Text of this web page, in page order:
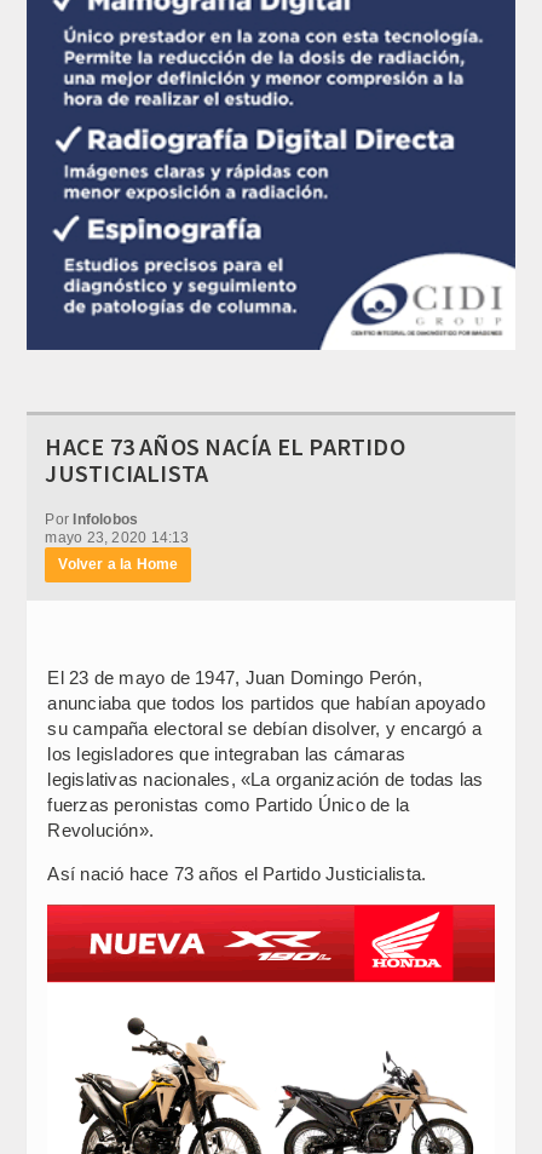
HACE 73 AÑOS NACÍA EL PARTIDO
JUSTICIALISTA
PorInfolobos
mayo 23, 2020 14:13
Volver a la Home
El 23 de mayo de 1947, Juan Domingo Perón,
anunciaba que todos los partidos que habían apoyado
su campaña electoral se debían disolver, y encargó a
los legisladores que integraban las cámaras
legislativas nacionales, «La organización de todas las
fuerzas peronistas como Partido Único de la
Revolución».
Así nació hace 73 años el Partido Justicialista.